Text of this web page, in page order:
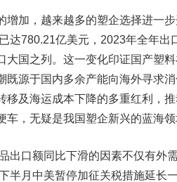
增加，越来越多的塑企选择进一
达780.21亿美元，2023年全年
大国之列。这一变化印证国产塑
既源于国内多余产能向海外寻求
移及海运成本下降的多重红利，
车，无疑是我国塑企新兴的蓝海
出口额同比下滑的因素不仅有外
半月中美暂停加征关税措施延长